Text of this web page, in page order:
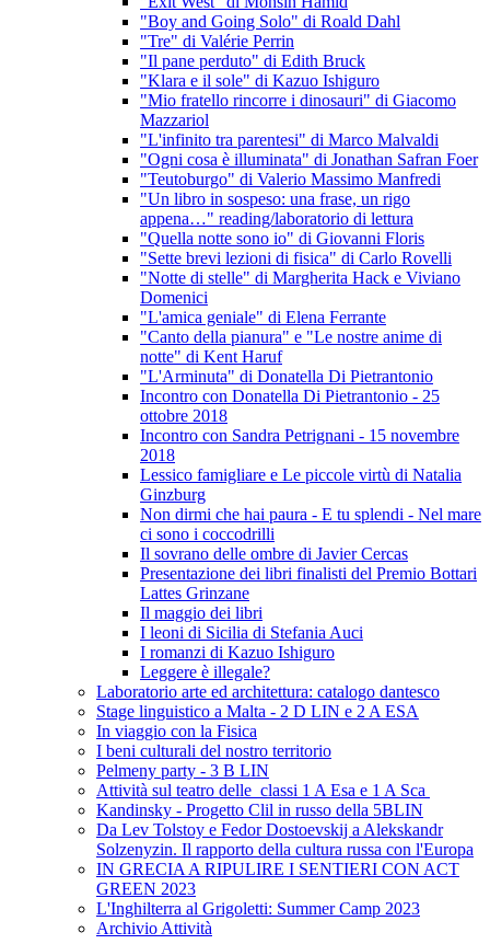
"Boy and Going Solo" di Roald Dahl
"Tre" di Valérie Perrin
"Il pane perduto" di Edith Bruck
"Klara e il sole" di Kazuo Ishiguro
"Mio fratello rincorre i dinosauri" di Giacomo
Mazzariol
"L'infinito tra parentesi" di Marco Malvaldi
"Ogni cosa è illuminata" di Jonathan Safran Foer
"Teutoburgo" di Valerio Massimo Manfredi
"Un libro in sospeso: una frase, un rigo
appena…" reading/laboratorio di lettura
"Quella notte sono io" di Giovanni Floris
"Sette brevi lezioni di fisica" di Carlo Rovelli
"Notte di stelle" di Margherita Hack e Viviano
Domenici
"L'amica geniale" di Elena Ferrante
"Canto della pianura" e "Le nostre anime di
notte" di Kent Haruf
"L'Arminuta" di Donatella Di Pietrantonio
Incontro con Donatella Di Pietrantonio - 25
ottobre 2018
Incontro con Sandra Petrignani - 15 novembre
2018
Lessico famigliare e Le piccole virtù di Natalia
Ginzburg
Non dirmi che hai paura - E tu splendi - Nel mare
ci sono i coccodrilli
Il sovrano delle ombre di Javier Cercas
Presentazione dei libri finalisti del Premio Bottari
Lattes Grinzane
Il maggio dei libri
I leoni di Sicilia di Stefania Auci
I romanzi di Kazuo Ishiguro
Leggere è illegale?
Laboratorio arte ed architettura: catalogo dantesco
Stage linguistico a Malta - 2 D LIN e 2 A ESA
In viaggio con la Fisica
I beni culturali del nostro territorio
Pelmeny party - 3 B LIN
Attività sul teatro delle classi 1 A Esa e 1 A Sca
Kandinsky - Progetto Clil in russo della 5BLIN
Da Lev Tolstoy e Fedor Dostoevskij a Alekskandr
Solzenyzin. Il rapporto della cultura russa con l'Europa
IN GRECIA A RIPULIRE I SENTIERI CON ACT
GREEN 2023
L'Inghilterra al Grigoletti: Summer Camp 2023
Archivio Attività